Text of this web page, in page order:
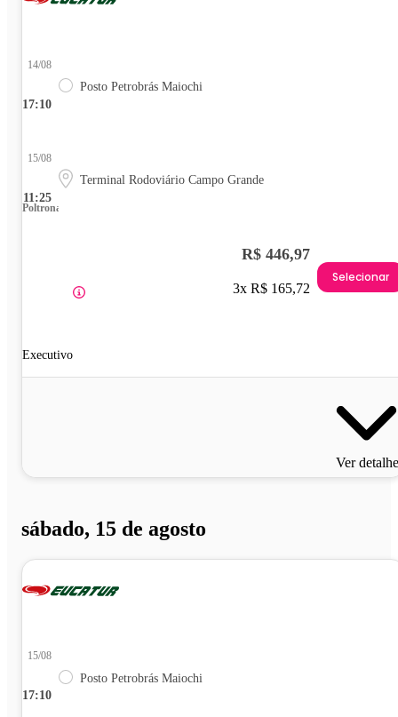
17:10
14/08
Posto Petrobrás Maiochi
11:25
15/08
Terminal Rodoviário Campo Grande
Poltrona
Executivo
R$ 446,97
3x R$ 165,72
Selecionar
Ver
sábado, 15 de agosto
17:10
15/08
Posto Petrobrás Maiochi